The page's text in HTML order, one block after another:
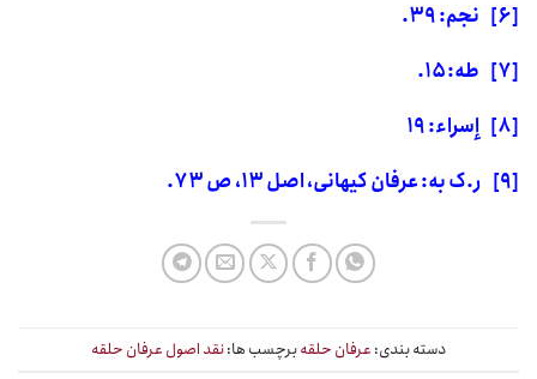
[۶]
نجم:۳۹.
[۷]
طه:۱۵.
[۸]
إسراء:۱۹
[۹]
ر.ک به: عرفان کیهانی، اصل۱۳، ص۷۳.
دسته بندی: عرفان حلقهبرچسب ها:نقد اصول عرفان حلقه